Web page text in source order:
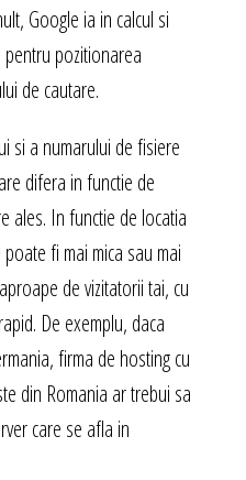
Google ia in calcul si
pozitionarea
de cautare.
si a numarului de fisiere
difera in functie de
ales. In functie de locatia
fi mai mica sau mai
de vizitatorii tai, cu
De exemplu, daca
firma de hosting cu
din Romania ar trebui sa
care se afla in